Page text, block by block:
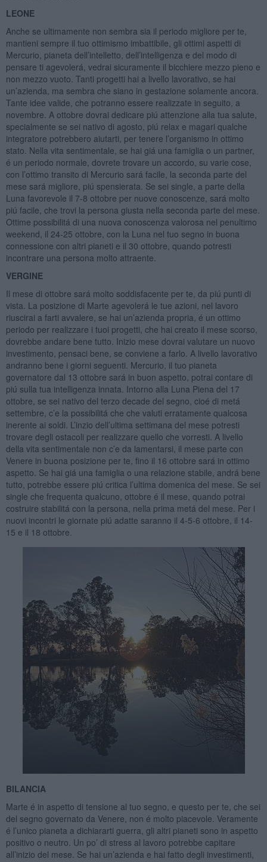
LEONE
Anche se ultimamente non sembra sia il periodo migliore per te,
mantieni sempre il tuo ottimismo imbattibile, gli ottimi aspetti di
Mercurio, pianeta dell’intelletto, dell’intelligenza e del modo di
pensare ti agevolerá, vedrai sicuramente il bicchiere mezzo pieno e
non mezzo vuoto. Tanti progetti hai a livello lavorativo, se hai
un’azienda, ma sembra che siano in gestazione solamente ancora.
Tante idee valide, che potranno essere realizzate in seguito, a
novembre. A ottobre dovrai dedicare piú attenzione alla tua salute,
specialmente se sei nativo di agosto, piú relax e magari qualche
integratore potrebbero aiutarti, per tenere l’organismo in ottimo
stato. Nella vita sentimentale, se hai giá una famiglia o un partner,
é un periodo normale, dovrete trovare un accordo, su varie cose,
con l’ottimo transito di Mercurio sará facile, la seconda parte del
mese sará migliore, piú spensierata. Se sei single, a parte della
Luna favorevole il 7-8 ottobre per nuove conoscenze, sará molto
piú facile, che trovi la persona giusta nella seconda parte del mese.
Ottime possibilitá di una nuova conoscenza valorosa nel penultimo
weekend, il 24-25 ottobre, con la Luna nel tuo segno in buona
connessione con altri pianeti e il 30 ottobre, quando potresti
incontrare una persona molto attraente.
VERGINE
Il mese di ottobre sará molto soddisfacente per te, da piú punti di
vista. La posizione di Marte agevolerá le tue azioni, nel lavoro
riuscirai a farti avvalere, se hai un’azienda propria, é un ottimo
periodo per realizzare i tuoi progetti, che hai creato il mese scorso,
dovrebbe andare bene tutto. Inizio mese dovrai valutare un nuovo
investimento, pensaci bene, se conviene a farlo. A livello lavorativo
andranno bene i giorni seguenti. Mercurio, il tuo pianeta
governatore dal 13 ottobre sará in buon aspetto, potrai contare di
piú sulla tua intelligenza innata. Intorno alla Luna Piena del 17
ottobre, se sei nativo del terzo decade del segno, cioé di metá
settembre, c’e la possibilitá che che valuti erratamente qualcosa
inerente ai soldi. L’inzio dell’ultima settimana del mese potresti
trovare degli ostacoli per realizzare quello che vorresti. A livello
della vita sentimentale non c’e da lamentarsi, il mese parte con
Venere in buona posizione per te, fino il 16 ottobre sará in ottimo
aspetto. Se hai giá una famiglia o una relazione stabile, andrá bene
tutto, potrebbe essere piú critica l’ultima domenica del mese. Se sei
single che frequenta qualcuno, ottobre é il mese, quando potrai
costruire stabilitá con la persona, nella prima metá del mese. Per i
nuovi incontri le giornate piú adatte saranno il 4-5-6 ottobre, il 14-
15 e il 18 ottobre.
BILANCIA
Marte é in aspetto di tensione al tuo segno, e questo per te, che sei
del segno governato da Venere, non é molto piacevole. Veramente
é l’unico pianeta a dichiararti guerra, gli altri pianeti sono in aspetto
positivo o neutro. Un po’ di stress al lavoro potrebbe capitare
all’inizio del mese. Se hai un’azienda e hai fatto degli investimenti,